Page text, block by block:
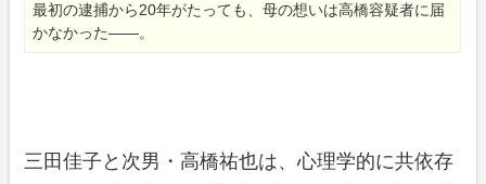
最初の逮捕から20年がたっても、母の想いは高橋容疑者に届
かなかった――。
三田佳子と次男・高橋祐也は、心理学的に共依存